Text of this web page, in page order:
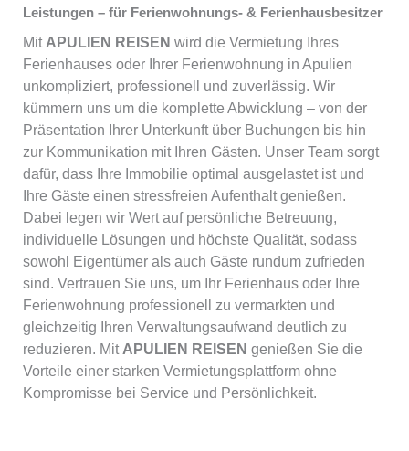
Leistungen – für Ferienwohnungs- & Ferienhausbesitzer
Mit APULIEN REISEN wird die Vermietung Ihres
Ferienhauses oder Ihrer Ferienwohnung in Apulien
unkompliziert, professionell und zuverlässig. Wir
kümmern uns um die komplette Abwicklung – von der
Präsentation Ihrer Unterkunft über Buchungen bis hin
zur Kommunikation mit Ihren Gästen. Unser Team sorgt
dafür, dass Ihre Immobilie optimal ausgelastet ist und
Ihre Gäste einen stressfreien Aufenthalt genießen.
Dabei legen wir Wert auf persönliche Betreuung,
individuelle Lösungen und höchste Qualität, sodass
sowohl Eigentümer als auch Gäste rundum zufrieden
sind. Vertrauen Sie uns, um Ihr Ferienhaus oder Ihre
Ferienwohnung professionell zu vermarkten und
gleichzeitig Ihren Verwaltungsaufwand deutlich zu
reduzieren. Mit APULIEN REISEN genießen Sie die
Vorteile einer starken Vermietungsplattform ohne
Kompromisse bei Service und Persönlichkeit.